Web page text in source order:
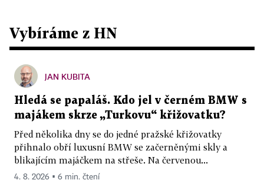
Vybíráme z HN
JAN KUBITA
Hledá se papaláš. Kdo jel v černém BMW s
majákem skrze „Turkovu“ křižovatku?
Před několika dny se do jedné pražské křižovatky
přihnalo obří luxusní BMW se začerněnými skly a
blikajícím majáčkem na střeše. Na červenou...
4. 8. 2026 ▪ 6 min. čtení